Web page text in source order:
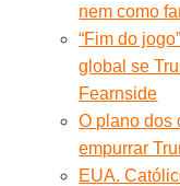
nem como
“Fim do
global se
Fearnside
O plano dos
empurrar
EUA.